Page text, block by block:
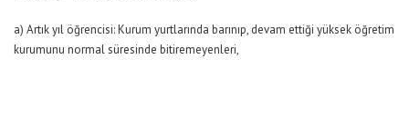
a) Artık yıl öğrencisi: Kurum yurtlarında barınıp, devam ettiği yüksek öğretim
kurumunu normal süresinde bitiremeyenleri,